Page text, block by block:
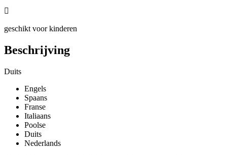

geschikt voor kinderen
Beschrijving
Duits
Engels
Spaans
Franse
Italiaans
Poolse
Duits
Nederlands